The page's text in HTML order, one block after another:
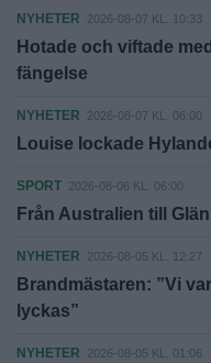
NYHETER 2026-08-07 KL. 10:33
Hotade och viftade
fängelse
NYHETER 2026-08-07 KL. 06:00
Louise lockade
SPORT 2026-08-06 KL. 06:00
Från Australien till
NYHETER 2026-08-05 KL. 12:27
Brandmästaren: ”Vi
lyckas”
NYHETER 2026-08-05 KL. 01:06